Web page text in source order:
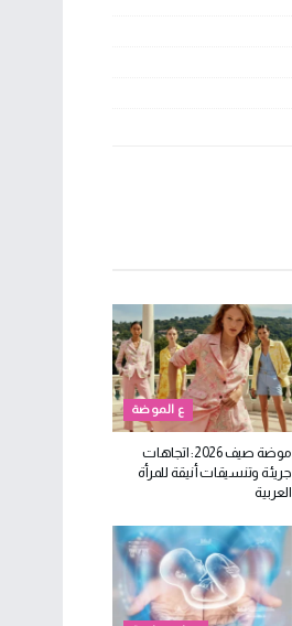
ع الموضة
موضة صيف 2026: اتجاهات
جريئة وتنسيقات أنيقة للمرأة
العربية